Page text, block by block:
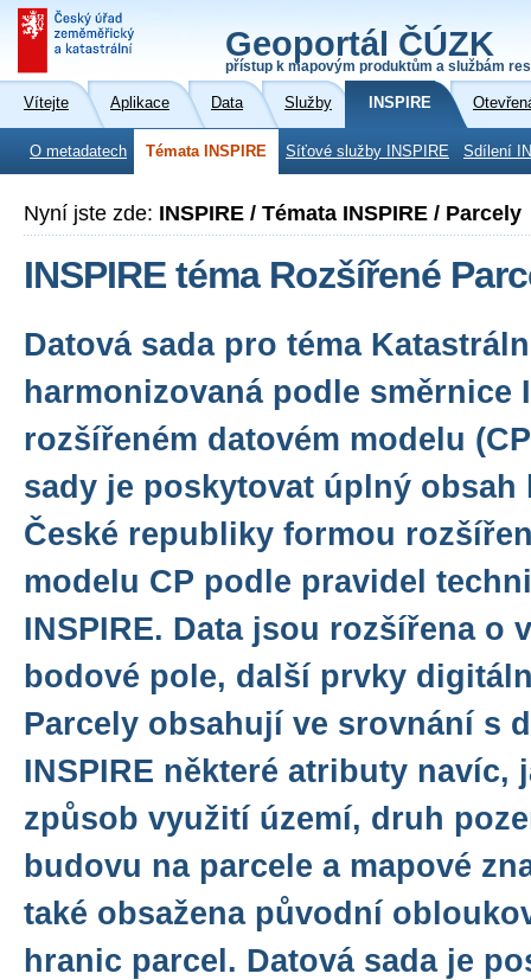
Geoportál ČÚZK
přístup k mapovým produktům a službám
Vítejte Aplikace Data Služby INSPIRE
O metadatech Témata INSPIRE Síťové služby INSPIRE Sdílení
Nyní jste zde: INSPIRE / Témata INSPIRE / Parcely
INSPIRE téma Rozšířené
Datová sada pro téma
harmonizovaná podle směrnice
rozšířeném datovém modelu
sady je poskytovat úplný obsah
České republiky formou
modelu CP podle pravidel
INSPIRE. Data jsou rozšířena o
bodové pole, další prvky
Parcely obsahují ve srovnání s
INSPIRE některé atributy navíc,
způsob využití území, druh
budovu na parcele a mapové
také obsažena původní
hranic parcel. Datová sada je